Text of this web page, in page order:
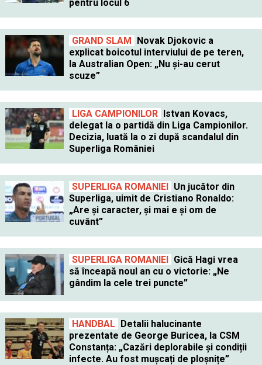
pentru locul 6
GRAND SLAM Novak Djokovic a
explicat boicotul interviului de pe teren,
la Australian Open: „Nu și-au cerut
scuze”
LIGA CAMPIONILOR Istvan Kovacs,
delegat la o partidă din Liga Campionilor.
Decizia, luată la o zi după scandalul din
Superliga României
SUPERLIGA ROMANIEI Un jucător din
Superliga, uimit de Cristiano Ronaldo:
„Are și caracter, și mai e și om de
cuvânt”
SUPERLIGA ROMANIEI Gică Hagi vrea
să înceapă noul an cu o victorie: „Ne
gândim la cele trei puncte”
HANDBAL Detalii halucinante
prezentate de George Buricea, la CSM
Constanța: „Cazări deplorabile și condiții
infecte. Au fost mușcați de ploșnițe”